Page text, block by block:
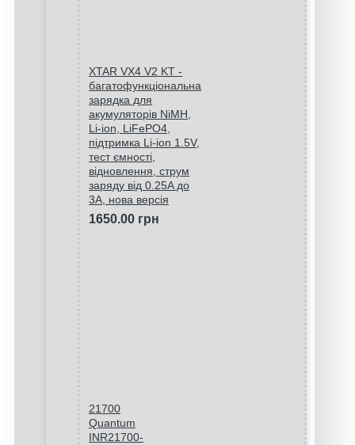
XTAR VX4 V2 KT -
багатофункціональна
зарядка для
акумуляторів NiMH,
Li-ion, LiFePO4,
підтримка Li-ion 1.5V,
тест ємності,
відновлення, струм
заряду від 0.25A до
3A, нова версія
1650.00 грн
21700
Quantum
INR21700-